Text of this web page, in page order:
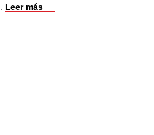
Leer más